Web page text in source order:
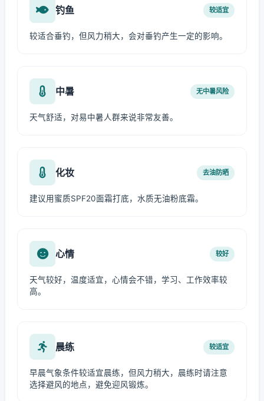
钓鱼 较适宜
较适合垂钓，但风力稍大，会对垂钓产生一定的影响。
中暑 无中暑风险
天气舒适，对易中暑人群来说非常友善。
化妆 去油防晒
建议用蜜质SPF20面霜打底，水质无油粉底霜。
心情 较好
天气较好，温度适宜，心情会不错，学习、工作效率较
高。
晨练 较适宜
早晨气象条件较适宜晨练，但风力稍大，晨练时请注意
选择避风的地点，避免迎风锻炼。